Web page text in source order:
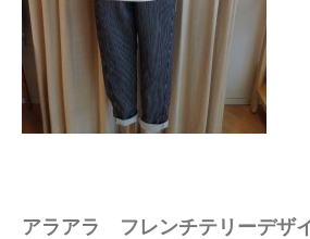
アラアラ フレンチテリーデザ